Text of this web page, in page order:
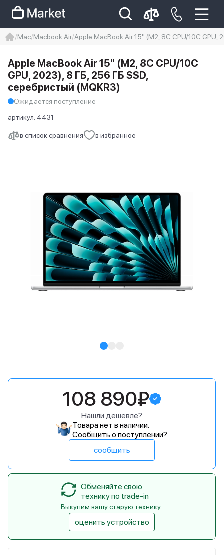
Iphone 14 pro max
айфон 14
Mac Macbook Air Apple MacBook Air 15" (M2, 8C CPU/10C GPU,
в список сравнения в избранное
Apple MacBook Air 15" (M2, 8C CPU/10C
GPU, 2023), 8 ГБ, 256 ГБ SSD,
серебристый (MQKR3)
Ожидается поступление
артикул: 4431
108 890₽
Нашли дешевле?
Товара нет в наличии.
Сообщить о поступлении?
сообщить
Обменяйте свою
технику по trade-in
Выкупим вашу старую технику
оценить устройство